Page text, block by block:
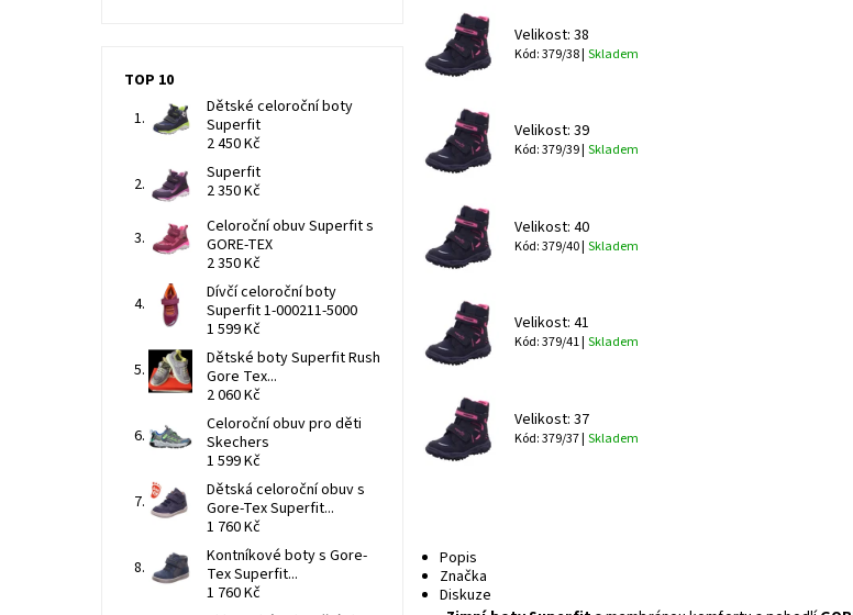
Velikost: 38
Kód: 379/38 | Skladem
Velikost: 39
Kód: 379/39 | Skladem
Velikost: 40
Kód: 379/40 | Skladem
Velikost: 41
Kód: 379/41 | Skladem
Velikost: 37
Kód: 379/37 | Skladem
Popis
Značka
Diskuze
TOP 10
Dětské celoroční boty
Superfit
2 450 Kč
Superfit
2 350 Kč
Celoroční obuv Superfit s
GORE-TEX
2 350 Kč
Dívčí celoroční boty
Superfit 1-000211-5000
1 599 Kč
Dětské boty Superfit Rush
Gore Tex...
2 060 Kč
Celoroční obuv pro děti
Skechers
1 599 Kč
Dětská celoroční obuv s
Gore-Tex Superfit...
1 760 Kč
Kontníkové boty s Gore-
Tex Superfit...
1 760 Kč